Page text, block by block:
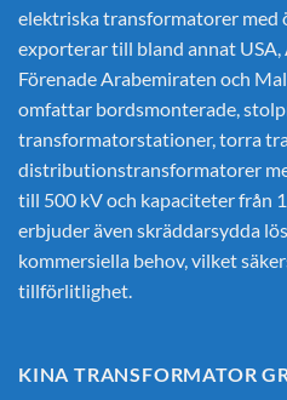
elektriska transformatorer med
exporterar till bland annat USA,
Förenade Arabemiraten och
omfattar bordsmonterade,
transformatorstationer, torra
distributionstransformatorer
till 500 kV och kapaciteter från
erbjuder även skräddarsydda
kommersiella behov, vilket
tillförlitlighet.
KINA TRANSFORMATOR